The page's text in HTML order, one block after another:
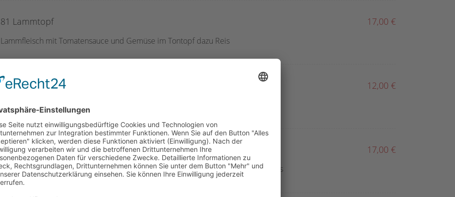
81 Lammtopf 17,00 €
Lammfleisch mit Tomatensauce und Gemüse im Tontopf dazu Reis
82 Gemüsetopf 12,00 €
Gemüse mit Tomatensauce im Tontopf, dazu Reis
83 Kuzu Sac Kavurma 17,00 €
Lammgeschnetzeltes zubereitet in der Pfanne mit Tomaten und Paprika, dazu Reis